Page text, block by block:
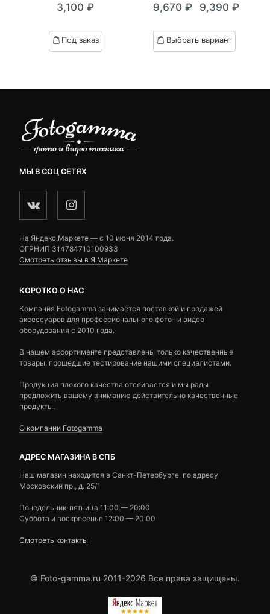
out
based
on
3,100 ₽
Под заказ
out
based
on
9,670₽
цена
составляла
9,390 ₽
Текущая
цена:
9,390 ₽.
Выбрать вариант
МЫ В СОЦ СЕТЯХ
На Яндекс.Маркете — c 10 июня 2014 года.
ОГРНИП 314784710100933
Смотреть отзывы в Я.Маркете
КОРОТКО О НАС
Компания Fotogamma занимается поставкой и продажей
аксессуаров для профессионального фото- и видео
оборудования с 2010 года.
В нашем ассортименте представлены только качественные
товары, прошедшие тестирование нашими специалистами.
Продукция плохого качества отсеивается и мы рады
предложить вашему вниманию действительно качественные
продукты.
О компании Fotogamma
АДРЕС МАГАЗИНА В СПБ
Наш магазин находится в Санкт-Петербурге, по адресу
Московский пр., д. 25/1
Понедельник-пятница 11:00 — 20:00
Суббота и воскресенье 12:00 — 20:00
Смотреть контакты
© Foto-gamma.ru 2011-2026 Все права защищены.